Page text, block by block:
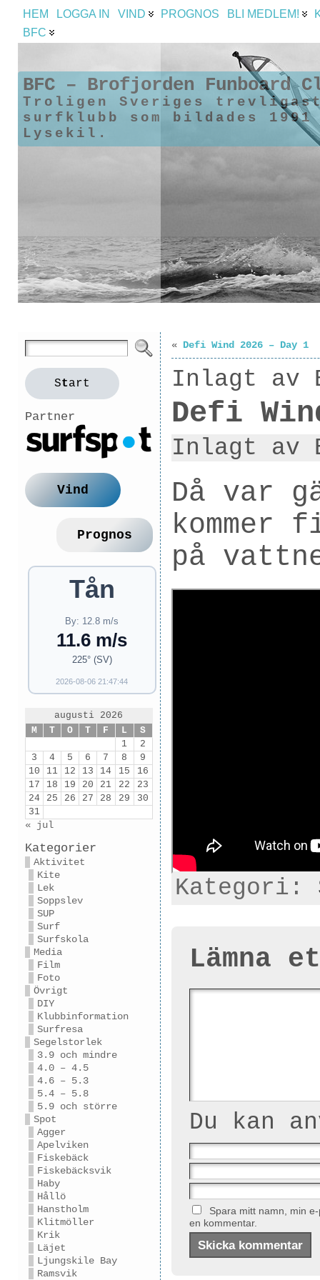
HEM LOGGA IN VIND PROGNOS BLI MEDLEM!
BFC
BFC – Brofjorden Funboard
Troligen Sveriges
surfklubb som bildades
Lysekil.
Start
Partner
Vind
Prognos
Tån
By: 12.8 m/s
11.6 m/s
225° (SV)
2026-08-06 21:47:44
augusti 2026
M
T O T F L
S
1
2
3
4 5 6 7 8
9
10
11 12 13 14 15
16
17
18 19 20 21 22
23
24
25 26 27 28 29
30
31
« jul
Kategorier
Aktivitet
Kite
Lek
Soppslev
SUP
Surf
Surfskola
Media
Film
Foto
Övrigt
DIY
Klubbinformation
Surfresa
Segelstorlek
3.9 och mindre
4.0 – 4.5
4.6 – 5.3
5.4 – 5.8
5.9 och större
Spot
Agger
Apelviken
Fiskebäck
Fiskebäcksvik
Haby
Hållö
Hanstholm
Klitmöller
Krik
Läjet
Ljungskile Bay
Ramsvik
« Defi Wind 2026 – Day 1
Inlagt av
Defi
Inlagt av
Då var
kommer
på
Kategori:
Lämna
Du kan
Spara mitt namn, min
en kommentar.